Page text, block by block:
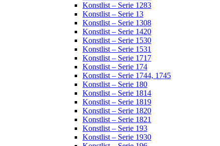
Konstlist – Serie 1283
Konstlist – Serie 13
Konstlist – Serie 1308
Konstlist – Serie 1420
Konstlist – Serie 1530
Konstlist – Serie 1531
Konstlist – Serie 1717
Konstlist – Serie 174
Konstlist – Serie 1744, 1745
Konstlist – Serie 180
Konstlist – Serie 1814
Konstlist – Serie 1819
Konstlist – Serie 1820
Konstlist – Serie 1821
Konstlist – Serie 193
Konstlist – Serie 1930